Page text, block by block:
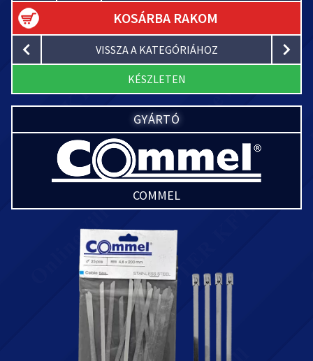
KOSÁRBA RAKOM
VISSZA A KATEGÓRIÁHOZ
KÉSZLETEN
GYÁRTÓ
COMMEL